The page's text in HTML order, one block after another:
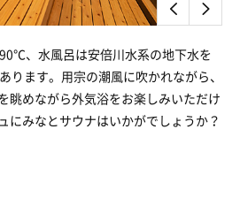
、水風呂は安倍川水系の地下水を
ます。用宗の潮風に吹かれながら、
眺めながら外気浴をお楽しみいただけ
にみなとサウナはいかがでしょうか？